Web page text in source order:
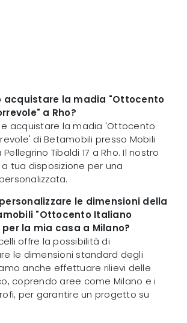
acquistare la madia "Ottocento
a Rho?
e acquistare la madia 'Ottocento
di Betamobili presso Mobili
Pellegrino Tibaldi 17 a Rho. Il nostro
tua disposizione per una
le dimensioni della
"Ottocento Italiano
la mia casa a Milano?
offre la possibilità di
le dimensioni standard degli
anche effettuare rilievi delle
coprendo aree come Milano e i
per garantire un progetto su